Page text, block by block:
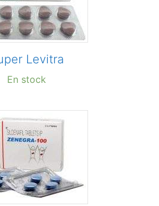
Levitra
En stock